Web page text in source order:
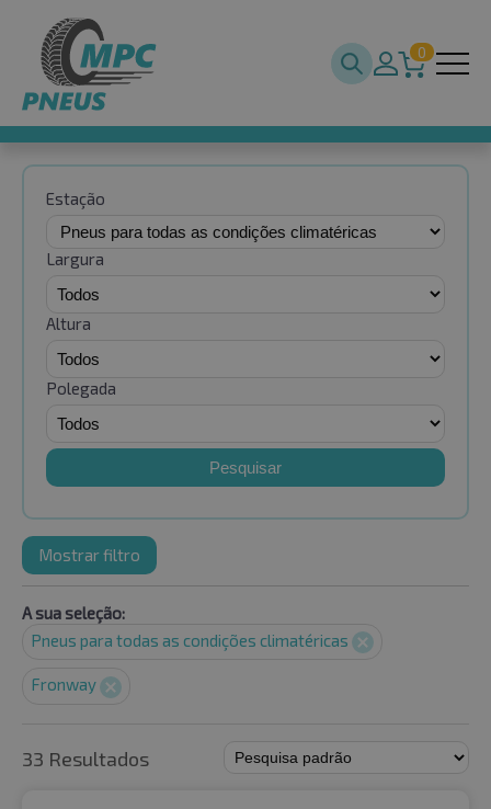
0
Estação
Largura
Altura
Polegada
Pesquisar
Mostrar filtro
A sua seleção:
Pneus para todas as condições climatéricas
Fronway
33 Resultados